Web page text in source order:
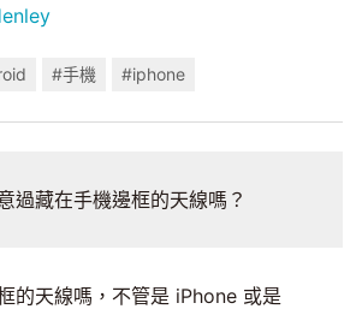
#手機 #iphone
過藏在手機邊框的天線嗎？
的天線嗎，不管是 iPhone 或是